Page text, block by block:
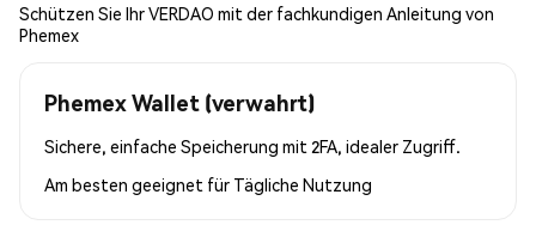
Schützen Sie Ihr VERDAO mit der fachkundigen Anleitung von
Phemex
Phemex Wallet (verwahrt)
Sichere, einfache Speicherung mit 2FA, idealer Zugriff.
Am besten geeignet für Tägliche Nutzung